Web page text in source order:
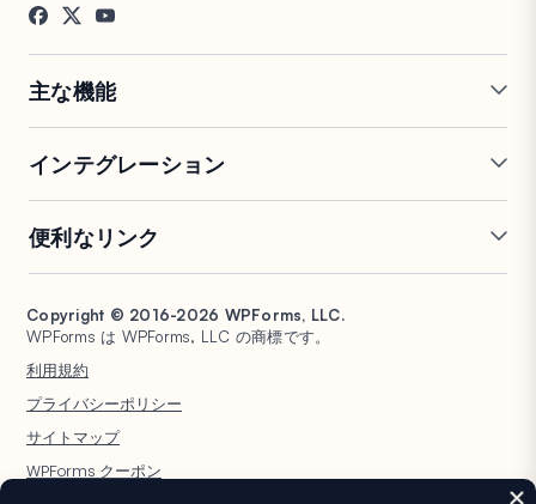
お客様の声
プレス
主な機能
条件付きロジック
会話型フォーム
フォームランディングページ
エントリー管理
フォーム放棄
フォーム通知
ファイルアップロード
計算フォーム
ジオロケーションフォーム
PDF生成
署名フォーム
スパム保護
アンケートと投票
インテグレーション
Google Sheets
Salesforce
HubSpot
Google ドライブ
Stripe
PayPal
Square
便利なリンク
ドキュメント
プランと料金
WordPress ホスティング
WPBeginner
WPConsent
Universally
Copyright © 2016-2026 WPForms, LLC.
WPForms は WPForms, LLC の商標です。
利用規約
プライバシーポリシー
サイトマップ
WPForms クーポン